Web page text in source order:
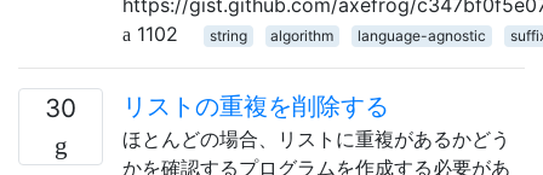
1102
string algorithm language-agnostic
30 リストの重複を削除する
ほとんどの場合、リストに重複があるかどう
かを確認するプログラムを作成する必要があ